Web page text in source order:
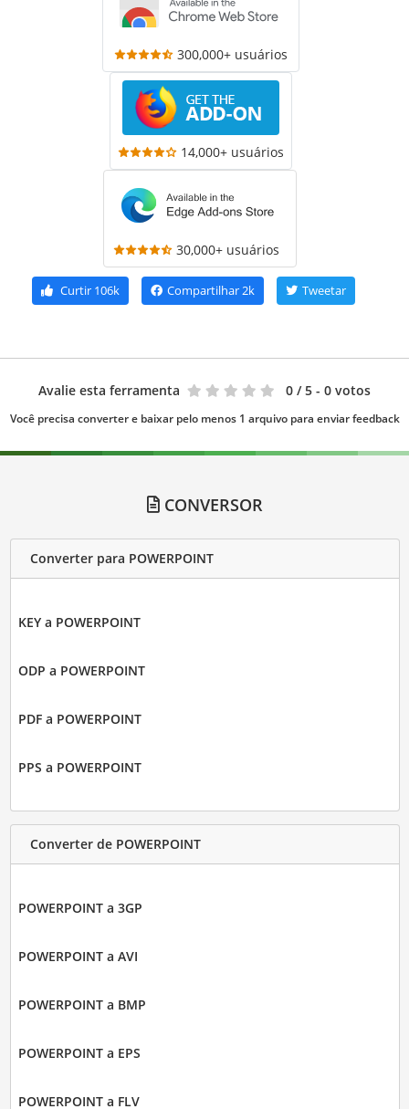
300,000+ usuários
14,000+ usuários
30,000+ usuários
Curtir 106k Compartilhar 2k Tweetar
Avalie esta ferramenta 0 / 5 - 0 votos
Você precisa converter e baixar pelo menos 1 arquivo para enviar feedback
CONVERSOR
Converter para POWERPOINT
KEY a POWERPOINT
ODP a POWERPOINT
PDF a POWERPOINT
PPS a POWERPOINT
Converter de POWERPOINT
POWERPOINT a 3GP
POWERPOINT a AVI
POWERPOINT a BMP
POWERPOINT a EPS
POWERPOINT a FLV